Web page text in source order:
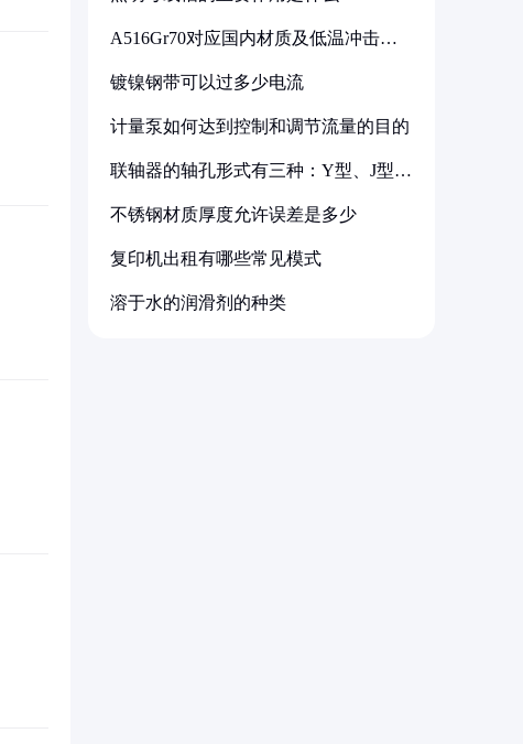
A516Gr70对应国内材质及低温冲击要
镀镍钢带可以过多少电流
计量泵如何达到控制和调节流量的目的
联轴器的轴孔形式有三种：Y型、J型、
不锈钢材质厚度允许误差是多少
复印机出租有哪些常见模式
溶于水的润滑剂的种类